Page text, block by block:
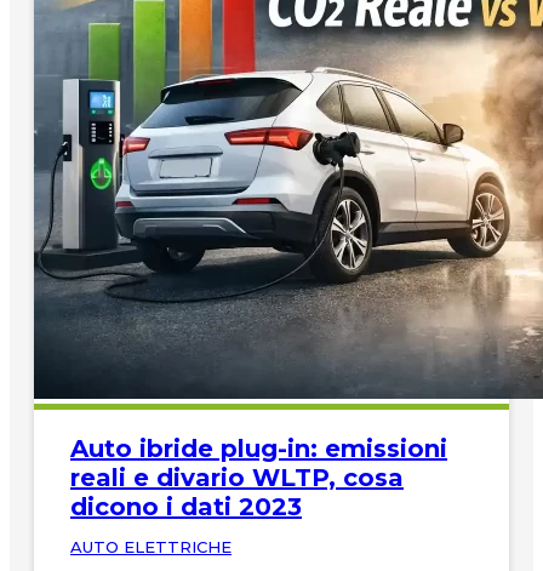
Auto ibride plug-in: emissioni
reali e divario WLTP, cosa
dicono i dati 2023
AUTO ELETTRICHE